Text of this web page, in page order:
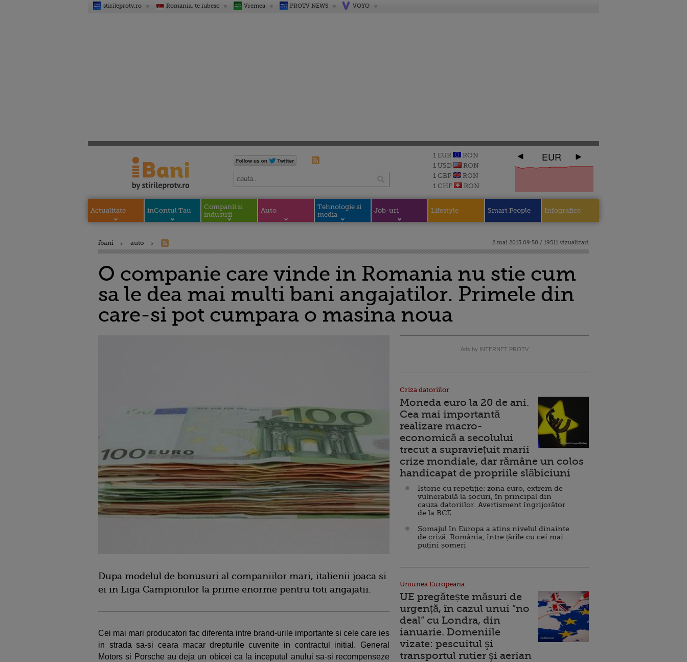
stirileprotv.ro Romania, te iubesc Vremea PROTV NEWS VOYO
1 EUR
RON
1 USD
RON
1 GBP
RON
1 CHF
RON
EUR
Actualitate inContul Tau
Companii si
industrii
Auto
Tehnologie si
media
Job-uri Lifestyle Smart People Infografice
ibani auto 2 mai 2013 09:50 / 19511 vizualizari
O companie care vinde in Romania nu stie cum
sa le dea mai multi bani angajatilor. Primele din
care-si pot cumpara o masina noua
Dupa modelul de bonusuri al companiilor mari, italienii joaca si
ei in Liga Campionilor la prime enorme pentru toti angajatii.
Cei mai mari producatori fac diferenta intre brand-urile importante si cele care ies
in strada sa-si ceara macar drepturile cuvenite in contractul initial. General
Motors si Porsche au deja un obicei ca la inceputul anului sa-si recompenseze
Ads by INTERNET PROTV
Criza datoriilor
Moneda euro la 20 de ani.
Cea mai importantă
realizare macro-
economică a secolului
trecut a supraviețuit marii
crize mondiale, dar rămâne un colos
handicapat de propriile slăbiciuni
Istorie cu repetiție: zona euro, extrem de
vulnerabilă la șocuri, în principal din
cauza datoriilor. Avertisment îngrijorător
de la BCE
Șomajul în Europa a atins nivelul dinainte
de criză. România, între țările cu cei mai
puțini șomeri
Uniunea Europeana
UE pregătește măsuri de
urgență, în cazul unui ”no
deal” cu Londra, din
ianuarie. Domeniile
vizate: pescuitul şi
transportul rutier şi aerian